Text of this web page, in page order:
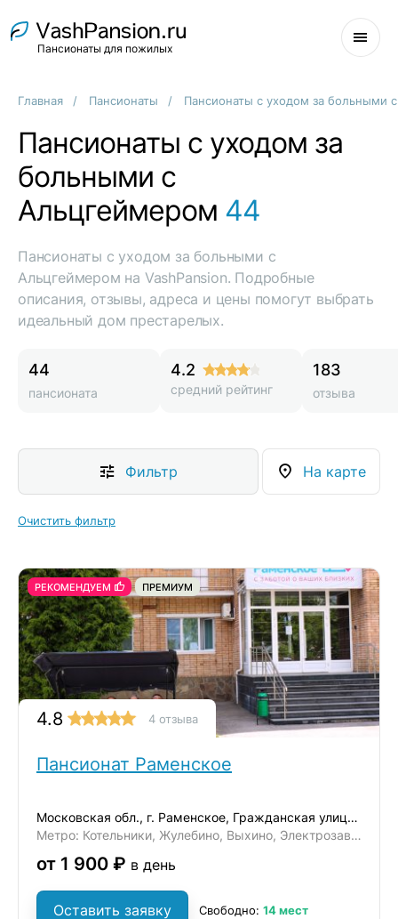
Пансионаты для пожилых
Главная Пансионаты Пансионаты с уходом за больными
Пансионаты с уходом за
больными с
Альцгеймером 44
Пансионаты с уходом за больными с
Альцгеймером на VashPansion. Подробные
описания, отзывы, адреса и цены помогут выбрать
идеальный дом престарелых.
44
пансионата
4.2
средний рейтинг
183
отзыва
Фильтр На карте
Очистить фильтр
РЕКОМЕНДУЕМ ПРЕМИУМ
4.8 4 отзыва
Пансионат Раменское
Московская обл., г. Раменское, Гражданская улица, 47
Метро: Котельники, Жулебино, Выхино, Электрозаводская, Комсомольская
от 1 900 ₽ в день
Оставить заявку Свободно: 14 мест